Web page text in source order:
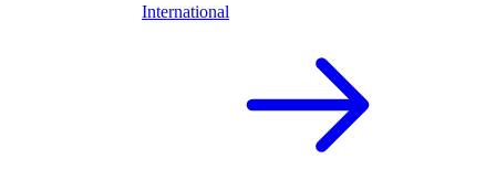
International